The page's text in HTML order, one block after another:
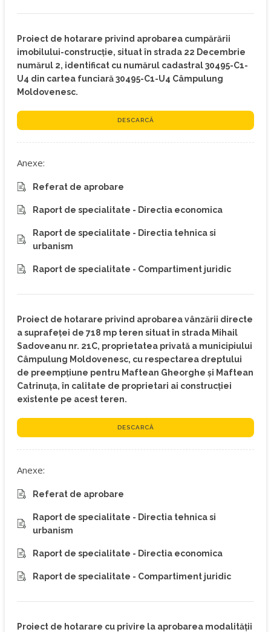
Proiect de hotarare privind aprobarea cumpărării
imobilului-construcţie, situat în strada 22 Decembrie
numărul 2, identificat cu numărul cadastral 30495-C1-
U4 din cartea funciară 30495-C1-U4 Câmpulung
Moldovenesc.
DESCARCĂ
Anexe:
Referat de aprobare
Raport de specialitate - Directia economica
Raport de specialitate - Directia tehnica si
urbanism
Raport de specialitate - Compartiment juridic
Proiect de hotarare privind aprobarea vânzării directe
a suprafeței de 718 mp teren situat în strada Mihail
Sadoveanu nr. 21C, proprietatea privată a municipiului
Câmpulung Moldovenesc, cu respectarea dreptului
de preempțiune pentru Maftean Gheorghe și Maftean
Catrinuța, în calitate de proprietari ai construcției
existente pe acest teren.
DESCARCĂ
Anexe:
Referat de aprobare
Raport de specialitate - Directia tehnica si
urbanism
Raport de specialitate - Directia economica
Raport de specialitate - Compartiment juridic
Proiect de hotarare cu privire la aprobarea modalității